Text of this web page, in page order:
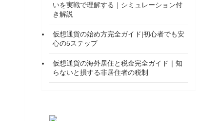
いを実戦で理解する｜シミュレーション付
き解説
仮想通貨の始め方完全ガイド|初心者でも安
心の5ステップ
仮想通貨の海外居住と税金完全ガイド｜知
らないと損する非居住者の税制